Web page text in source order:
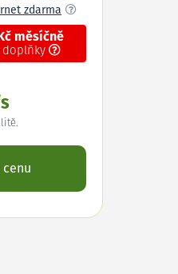
zdarma
měsíčně
doplňky